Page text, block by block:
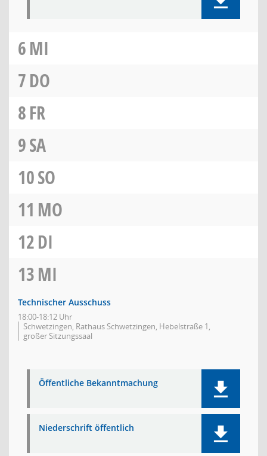
6MI
7DO
8FR
9SA
10SO
11 MO
12DI
13MI
Technischer Ausschuss
18:00-18:12 Uhr
Schwetzingen, Rathaus Schwetzingen, Hebelstraße 1,
großer Sitzungssaal
Öffentliche Bekanntmachung
Niederschrift öffentlich